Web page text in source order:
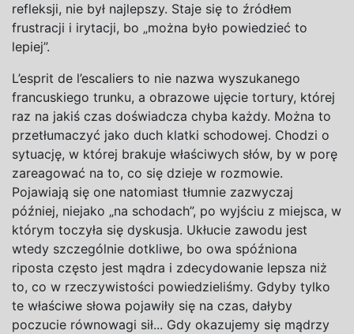
refleksji, nie był najlepszy. Staje się to źródłem
frustracji i irytacji, bo „można było powiedzieć to
lepiej”.
L’esprit de l’escaliers to nie nazwa wyszukanego
francuskiego trunku, a obrazowe ujęcie tortury, której
raz na jakiś czas doświadcza chyba każdy. Można to
przetłumaczyć jako duch klatki schodowej. Chodzi o
sytuację, w której brakuje właściwych słów, by w porę
zareagować na to, co się dzieje w rozmowie.
Pojawiają się one natomiast tłumnie zazwyczaj
później, niejako „na schodach”, po wyjściu z miejsca, w
którym toczyła się dyskusja. Ukłucie zawodu jest
wtedy szczególnie dotkliwe, bo owa spóźniona
riposta często jest mądra i zdecydowanie lepsza niż
to, co w rzeczywistości powiedzieliśmy. Gdyby tylko
te właściwe słowa pojawiły się na czas, dałyby
poczucie równowagi sił... Gdy okazujemy się mądrzy